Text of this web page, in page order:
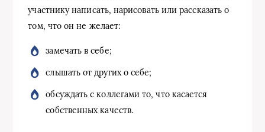
участнику написать, нарисовать или рассказать о
том, что он не желает:
замечать в себе;
слышать от других о себе;
обсуждать с коллегами то, что касается
собственных качеств.